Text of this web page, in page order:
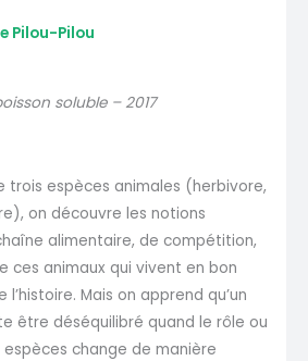
Pilou-Pilou
soluble – 2017
trois espèces animales (herbivore,
on découvre les notions
alimentaire, de compétition,
ces animaux qui vivent en bon
Mais on apprend qu’un
être déséquilibré quand le rôle ou
espèces change de manière